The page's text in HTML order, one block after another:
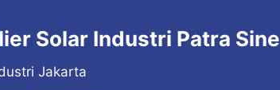
Solar Industri Patra
Jakarta